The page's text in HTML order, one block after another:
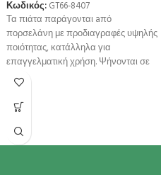
Κωδικός: GT66-8407
Τα πιάτα παράγονται aπό
πορσελάνη με προδιαγραφές υψηλής
ποιότητας, κατάλληλα για
επαγγελματική χρήση. Ψήνονται σε
υψηλή θερμοκρσία για μεγαλύτερη
αντοχή